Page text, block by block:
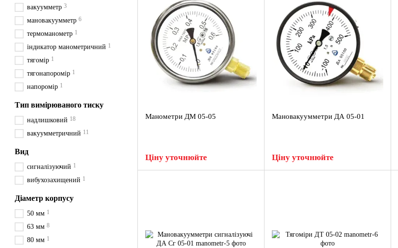
Манометри ДМ 05-05
Ціну уточнюйте
Мановакуумметри ДА 05-01
Ціну уточнюйте
вакуумметр 3
мановакуумметр 6
термоманометр 1
індикатор манометричний 1
тягомір 1
тягонапоромір 1
напоромір 1
Тип вимірюваного тиску
надлишковий 18
вакуумметричний 11
Вид
сигналізуючий 1
вибухозахищений 1
Діаметр корпусу
50 мм 1
63 мм 8
80 мм 1